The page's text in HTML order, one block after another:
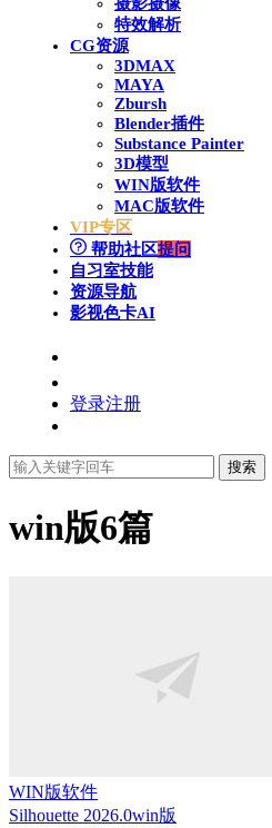
特效解析
CG资源
3DMAX
MAYA
Zbursh
Blender插件
Substance Painter
3D模型
WIN版软件
MAC版软件
VIP专区
帮助社区提问
自习室技能
资源导航
影视色卡AI
登录注册
搜索
win版6篇
WIN版软件
Silhouette 2026.0win版